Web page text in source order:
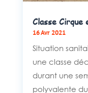
Classe Cirque
16 Avr 2021
Situation
une classe
durant une
polyvalente